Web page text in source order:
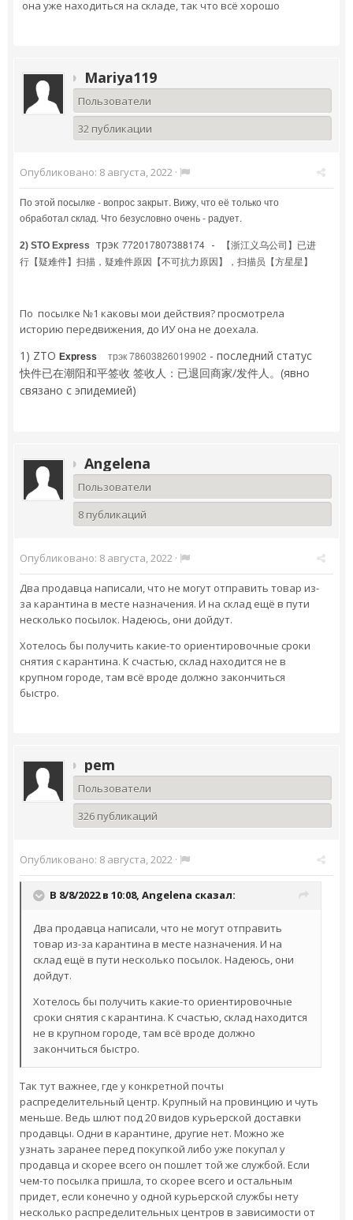
она уже находиться на складе, так что всё хорошо
Mariya119
Пользователи
32 публикации
Опубликовано: 8 августа, 2022 ·
По этой посылке - вопрос закрыт. Вижу, что её только что
обработал склад. Что безусловно очень - радует.
2) STO Express трэк 772017807388174 -
【浙江义乌公司】已进
行【疑难件】扫描，疑难件原因【不可抗力原因】，扫描员【方星星】
По посылке №1 каковы мои действия? просмотрела
историю передвижения, до ИУ она не доехала.
1) ZTO Express трэк 78603826019902 - последний статус
快件已在潮阳和平签收 签收人：已退回商家/发件人。(явно
связано с эпидемией)
Angelena
Пользователи
8 публикаций
Опубликовано: 8 августа, 2022 ·
Два продавца написали, что не могут отправить товар из-
за карантина в месте назначения. И на склад ещё в пути
несколько посылок. Надеюсь, они дойдут.
Хотелось бы получить какие-то ориентировочные сроки
снятия с карантина. К счастью, склад находится не в
крупном городе, там всё вроде должно закончиться
быстро.
pem
Пользователи
326 публикаций
Опубликовано: 8 августа, 2022 ·
В 8/8/2022 в 10:08, Angelena сказал:
Два продавца написали, что не могут отправить
товар из-за карантина в месте назначения. И на
склад ещё в пути несколько посылок. Надеюсь, они
дойдут.
Хотелось бы получить какие-то ориентировочные
сроки снятия с карантина. К счастью, склад находится
не в крупном городе, там всё вроде должно
закончиться быстро.
Так тут важнее, где у конкретной почты
распределительный центр. Крупный на провинцию и чуть
меньше. Ведь шлют под 20 видов курьерской доставки
продавцы. Одни в карантине, другие нет. Можно же
узнать заранее перед покупкой либо уже покупал у
продавца и скорее всего он пошлет той же службой. Если
чем-то посылка пришла, то скорее всего и остальным
придет, если конечно у одной курьерской службы нету
несколько распределительных центров в зависимости от